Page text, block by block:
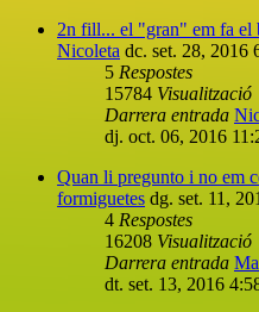
2n fill... el "gran" em fa el
Nicoleta dc. set. 28, 2016
5 Respostes
15784 Visualització
Darrera entrada
dj. oct. 06, 2016
Quan li pregunto i no em
formiguetes dg. set. 11,
4 Respostes
16208 Visualització
Darrera entrada
dt. set. 13, 2016